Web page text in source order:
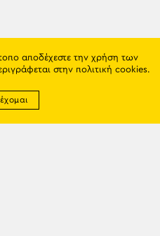
αποδέχεστε την χρήση των
στην πολιτική cookies.